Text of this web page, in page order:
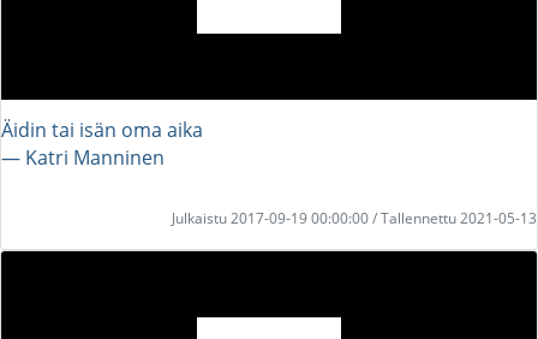
Äidin tai isän oma aika
― Katri Manninen
Julkaistu 2017-09-19 00:00:00 / Tallennettu 2021-05-13